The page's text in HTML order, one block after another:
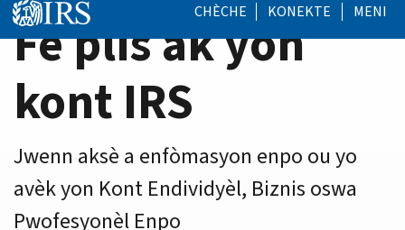
CHÈCHE KONEKTE MENI
Fè plis ak yon
kont IRS
Jwenn aksè a enfòmasyon enpo ou yo
avèk yon Kont Endividyèl, Biznis oswa
Pwofesyonèl Enpo